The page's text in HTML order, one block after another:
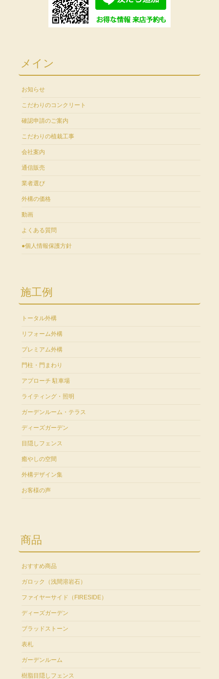
メイン
お知らせ
こだわりのコンクリート
確認申請のご案内
こだわりの植栽工事
会社案内
通信販売
業者選び
外構の価格
動画
よくある質問
●個人情報保護方針
施工例
トータル外構
リフォーム外構
プレミアム外構
門柱・門まわり
アプローチ 駐車場
ライティング・照明
ガーデンルーム・テラス
ディーズガーデン
目隠しフェンス
癒やしの空間
外構デザイン集
お客様の声
商品
おすすめ商品
ガロック（浅間溶岩石）
ファイヤーサイド（FIRESIDE）
ディーズガーデン
ブラッドストーン
表札
ガーデンルーム
樹脂目隠しフェンス